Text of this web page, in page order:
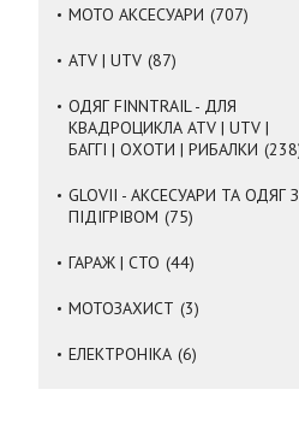
МОТО АКСЕСУАРИ 707
ATV | UTV 87
ОДЯГ FINNTRAIL - ДЛЯ
КВАДРОЦИКЛА ATV | UTV |
БАГГІ | ОХОТИ | РИБАЛКИ 238
GLOVII - АКСЕСУАРИ ТА ОДЯГ З
ПІДІГРІВОМ
75
ГАРАЖ | СТО 44
МОТОЗАХИСТ 3
ЕЛЕКТРОНІКА 6